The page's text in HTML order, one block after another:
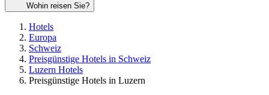
Wohin reisen Sie?
Hotels
Europa
Schweiz
Preisgünstige Hotels in Schweiz
Luzern Hotels
Preisgünstige Hotels in Luzern